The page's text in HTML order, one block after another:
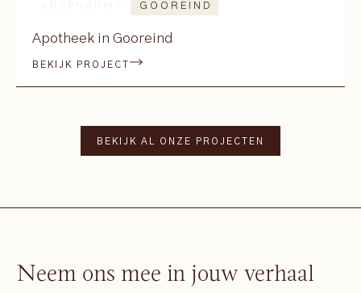
ARSPHARMA GOOREIND
Apotheek in Gooreind
BEKIJK PROJECT
BEKIJK AL ONZE PROJECTEN
Neem ons mee in jouw verhaal